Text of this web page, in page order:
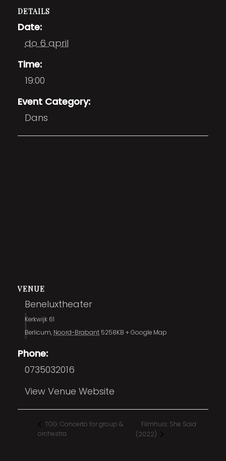
DETAILS
Date:
do 6 april
Time:
19:00
Event Category:
Dans
VENUE
Beneluxtheater
Kerkwijk 61
Berlicum, Noord-Brabant 5258KB + Google Map
Phone:
0735032016
View Venue Website
TOG: Concerto for group &
orchestra
Filmhuis: She Said
(2022)